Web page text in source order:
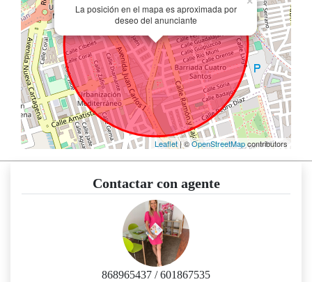
La posición en el mapa es aproximada por
deseo del anunciante
Leaflet| ©OpenStreetMapcontributors
Contactar con agente
868965437 /601867535